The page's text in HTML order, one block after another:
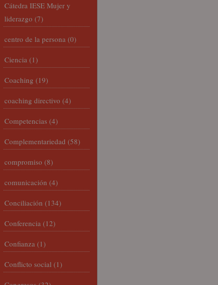
Cátedra IESE Mujer y
liderazgo (7)
centro de la persona (0)
Ciencia (1)
Coaching (19)
coaching directivo (4)
Competencias (4)
Complementariedad (58)
compromiso (8)
comunicación (4)
Conciliación (134)
Conferencia (12)
Confianza (1)
Conflicto social (1)